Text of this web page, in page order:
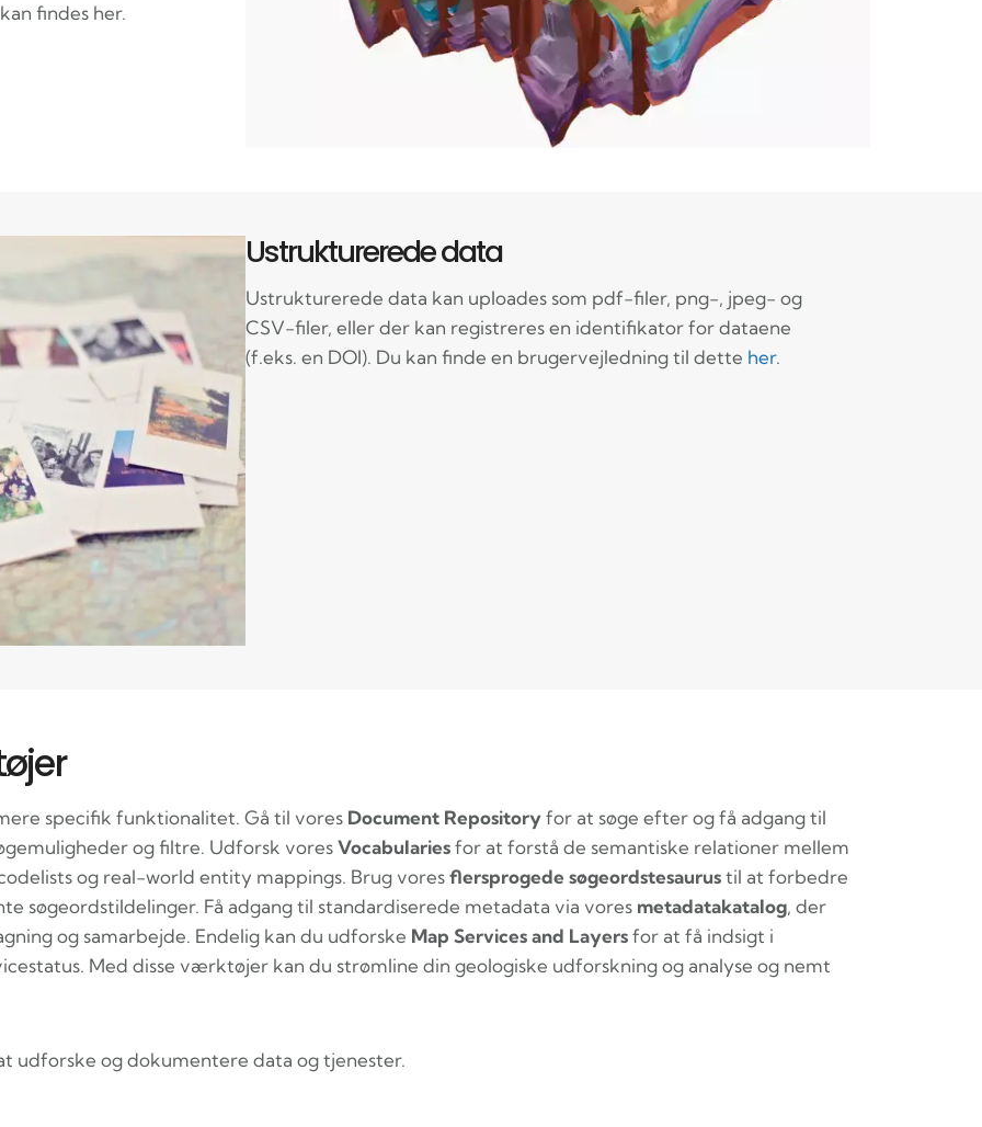
findes her.
Ustrukturerede data
Ustrukturerede data kan uploades som pdf-filer, png-, jpeg- og
CSV-filer, eller der kan registreres en identifikator for dataene
(f.eks. en DOI). Du kan finde en brugervejledning til dette her.
specifik funktionalitet. Gå til vores Document Repositoryfor at søge efter og få adgang til
og filtre. Udforsk voresVocabulariesfor at forstå de semantiske relationer mellem
og real-world entity mappings. Brug voresflersprogede søgeordstesaurustil at forbedre
søgeordstildelinger. Få adgang til standardiserede metadata via vores metadatakatalog, der
og samarbejde. Endelig kan du udforske Map Services and Layersfor at få indsigt i
Med disse værktøjer kan du strømline din geologiske udforskning og analyse og nemt
og dokumentere data og tjenester.